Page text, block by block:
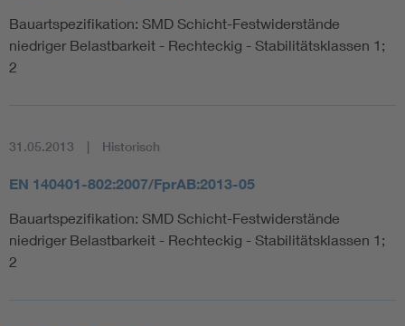
Bauartspezifikation: SMD Schicht-Festwiderstände
niedriger Belastbarkeit - Rechteckig - Stabilitätsklassen 1;
2
31.05.2013 Historisch
EN 140401-802:2007/FprAB:2013-05
Bauartspezifikation: SMD Schicht-Festwiderstände
niedriger Belastbarkeit - Rechteckig - Stabilitätsklassen 1;
2